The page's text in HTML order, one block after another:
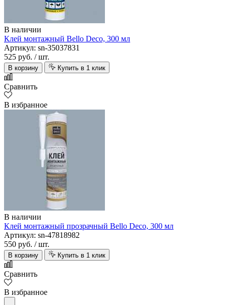
В наличии
Клей монтажный Bello Deco, 300 мл
Артикул: sn-35037831
525 руб. / шт.
В корзину Купить в 1 клик
Сравнить
В избранное
В наличии
Клей монтажный прозрачный Bello Deco, 300 мл
Артикул: sn-47818982
550 руб. / шт.
В корзину Купить в 1 клик
Сравнить
В избранное